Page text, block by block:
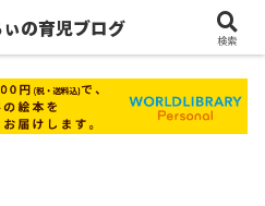
の育児ブログ
検索